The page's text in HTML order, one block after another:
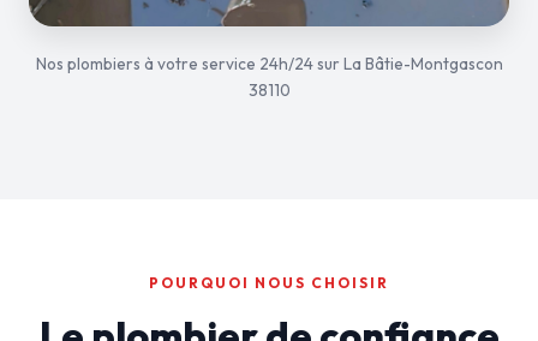
Nos plombiers à votre service 24h/24 sur La Bâtie-Montgascon
38110
POURQUOI NOUS CHOISIR